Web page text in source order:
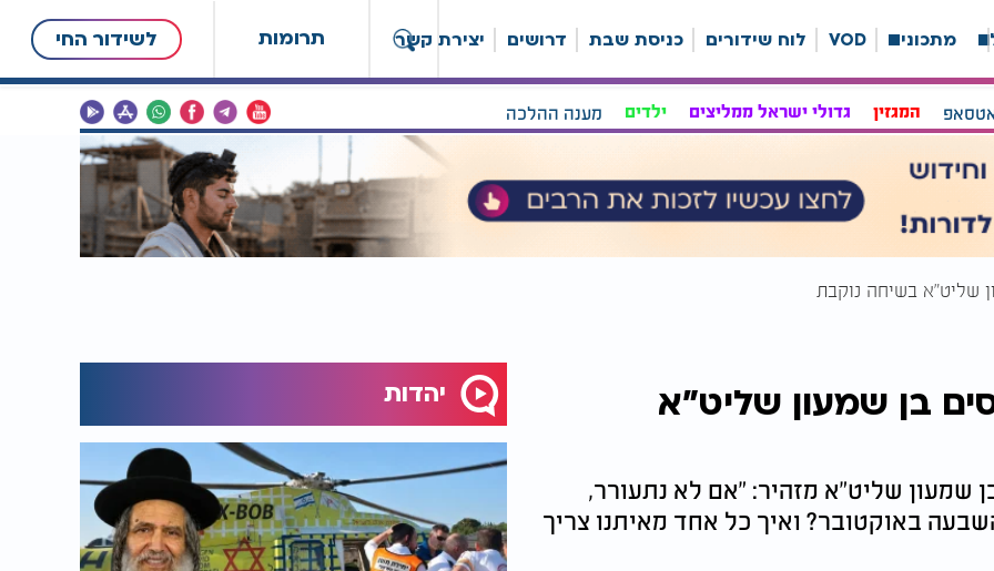
תרומות לשידור החי מתכונים VOD לוח שידורים כניסת שבת דרושים יצירת קשר
המגזין גדולי ישראל ממליצים ילדים מענה ההלכה
שליט"א בשיחה נוקבת
בן שמעון שליט"א
בן שמעון שליט"א מזהיר: "אם לא נתעורר,
באוקטובר? ואיך כל אחד מאיתנו צריך
יהדות